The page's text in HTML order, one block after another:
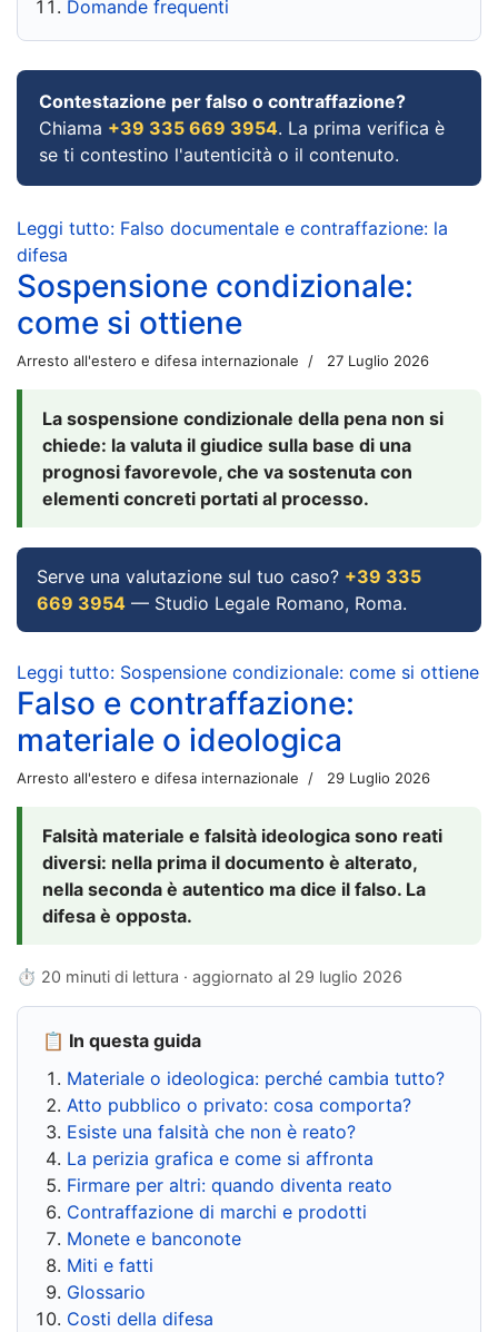
Domande frequenti
Contestazione per falso o contraffazione?
Chiama +39 335 669 3954. La prima verifica è
se ti contestino l'autenticità o il contenuto.
Leggi tutto: Falso documentale e contraffazione: la
difesa
Sospensione condizionale:
come si ottiene
Arresto all'estero e difesa internazionale 27 Luglio 2026
La sospensione condizionale della pena non si
chiede: la valuta il giudice sulla base di una
prognosi favorevole, che va sostenuta con
elementi concreti portati al processo.
Serve una valutazione sul tuo caso? +39 335
669 3954 — Studio Legale Romano, Roma.
Leggi tutto: Sospensione condizionale: come si ottiene
Falso e contraffazione:
materiale o ideologica
Arresto all'estero e difesa internazionale 29 Luglio 2026
Falsità materiale e falsità ideologica sono reati
diversi: nella prima il documento è alterato,
nella seconda è autentico ma dice il falso. La
difesa è opposta.
⏱ 20 minuti di lettura · aggiornato al 29 luglio 2026
📋 In questa guida
Materiale o ideologica: perché cambia tutto?
Atto pubblico o privato: cosa comporta?
Esiste una falsità che non è reato?
La perizia grafica e come si affronta
Firmare per altri: quando diventa reato
Contraffazione di marchi e prodotti
Monete e banconote
Miti e fatti
Glossario
Costi della difesa